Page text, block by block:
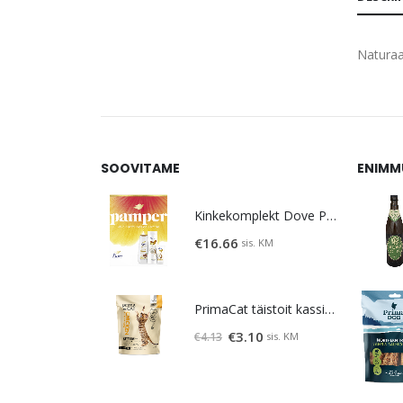
SOOVITAME
Kinkekomplekt Dove Pamper
€16.66 sis. KM
PrimaCat täistoit kassipoegadele kanalihaga 400g
€4.13 Original
€3.10 Current
sis. KM